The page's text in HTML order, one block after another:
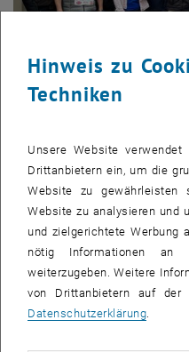
Kälte trotzen, Teamgeist
City Marathon!
Am Sonntag, den 06. April,
Folge insgesamt acht
Marathon an. Trotz eisiger…
Hinweis zu
Techniken
Unsere Website
Drittanbietern ein, um die
Website zu
Website zu analysieren und
und zielgerichtete Werbung
nötig Informationen an
weiterzugeben. Weitere
von Drittanbietern auf
Datenschutzerklärung.